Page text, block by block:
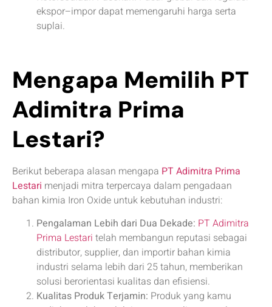
ekspor–impor dapat memengaruhi harga serta
suplai.
Mengapa Memilih PT
Adimitra Prima
Lestari?
Berikut beberapa alasan mengapa PT Adimitra Prima
Lestari menjadi mitra terpercaya dalam pengadaan
bahan kimia Iron Oxide untuk kebutuhan industri:
Pengalaman Lebih dari Dua Dekade: PT Adimitra
Prima Lestari telah membangun reputasi sebagai
distributor, supplier, dan importir bahan kimia
industri selama lebih dari 25 tahun, memberikan
solusi berorientasi kualitas dan efisiensi.
Kualitas Produk Terjamin: Produk yang kamu